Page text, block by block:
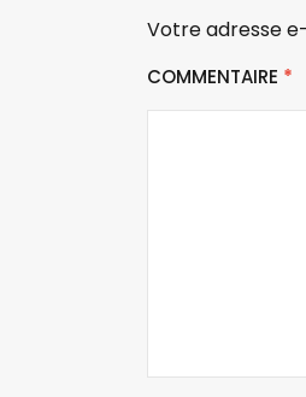
Votre adresse
COMMENTAIRE *